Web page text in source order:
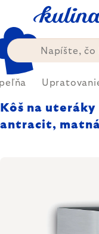
obsah
Kôš na
antracit,